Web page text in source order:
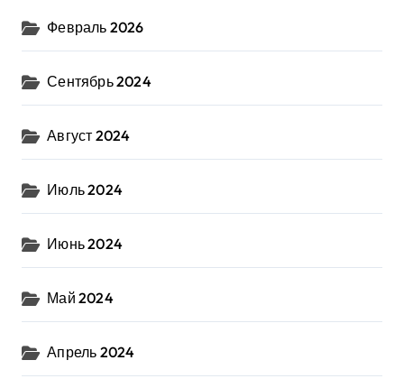
Февраль 2026
Сентябрь 2024
Август 2024
Июль 2024
Июнь 2024
Май 2024
Апрель 2024